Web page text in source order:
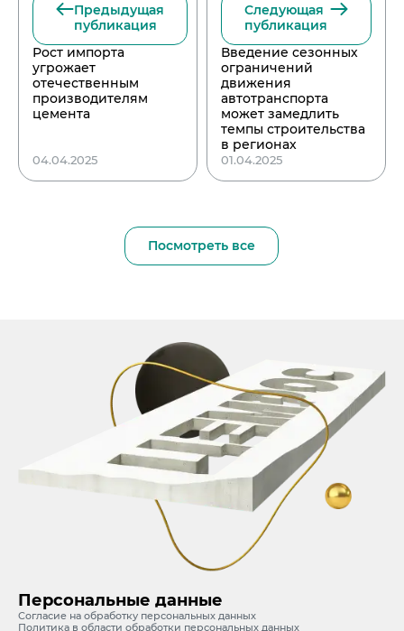
Предыдущая
публикация
Рост импорта
угрожает
отечественным
производителям
цемента
04.04.2025
Следующая
публикация
Введение сезонных
ограничений
движения
автотранспорта
может замедлить
темпы строительства
в регионах
01.04.2025
Посмотреть все
Персональные данные
Согласие на обработку персональных данных
Политика в области обработки персональных данных